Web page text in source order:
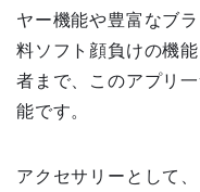
ヤー機能や豊富なブ
料ソフト顔負けの機
者まで、このアプリ
能です。
アクセサリーとして